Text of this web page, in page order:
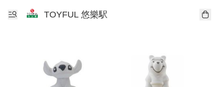
TOYFUL 悠樂駅